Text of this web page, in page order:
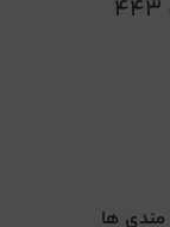
مندی ها